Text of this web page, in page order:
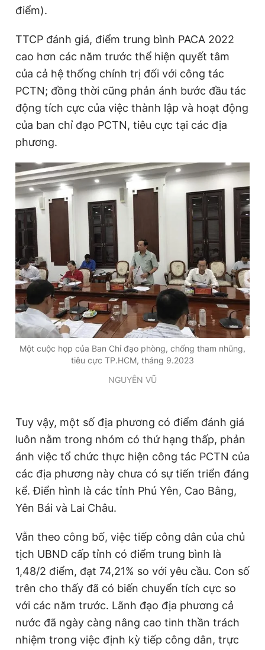
Hotline
Đặt báo Quảng cáo RSS Tòa soạn Chính sách bảo
Tổng biên tập: Nguyễn Ngọc Toàn
Phó tổng biên tập thường trực: Hải Thành
Phó tổng biên tập: Lâm Hiếu Dũng
Phó tổng biên tập: Trần Việt Hưng
Tổng thư ký tòa soạn: Đức Trung
Giấy phép xuất bản số 110/GP - BTTTT cấp ngày 24.3.2020
chép dưới mọi hình thức nếu không có sự chấp thuận bằng văn
bản. Phát triển bởi ePi Technologies, JSC.
điểm).
TTCP đánh giá, điểm trung bình PACA 2022
cao hơn các năm trước thể hiện quyết tâm
của cả hệ thống chính trị đối với công tác
PCTN; đồng thời cũng phản ánh bước đầu tác
động tích cực của việc thành lập và hoạt động
của ban chỉ đạo PCTN, tiêu cực tại các địa
phương.
Một cuộc họp của Ban Chỉ đạo phòng, chống tham nhũng,
tiêu cực TP.HCM, tháng 9.2023
NGUYÊN VŨ
Tuy vậy, một số địa phương có điểm đánh giá
luôn nằm trong nhóm có thứ hạng thấp, phản
ánh việc tổ chức thực hiện công tác PCTN của
các địa phương này chưa có sự tiến triển đáng
kể. Điển hình là các tỉnh Phú Yên, Cao Bằng,
Yên Bái và Lai Châu.
Vẫn theo công bố, việc tiếp công dân của chủ
tịch UBND cấp tỉnh có điểm trung bình là
1,48/2 điểm, đạt 74,21% so với yêu cầu. Con số
trên cho thấy đã có biến chuyển tích cực so
với các năm trước. Lãnh đạo địa phương cả
nước đã ngày càng nâng cao tinh thần trách
nhiệm trong việc định kỳ tiếp công dân, trực